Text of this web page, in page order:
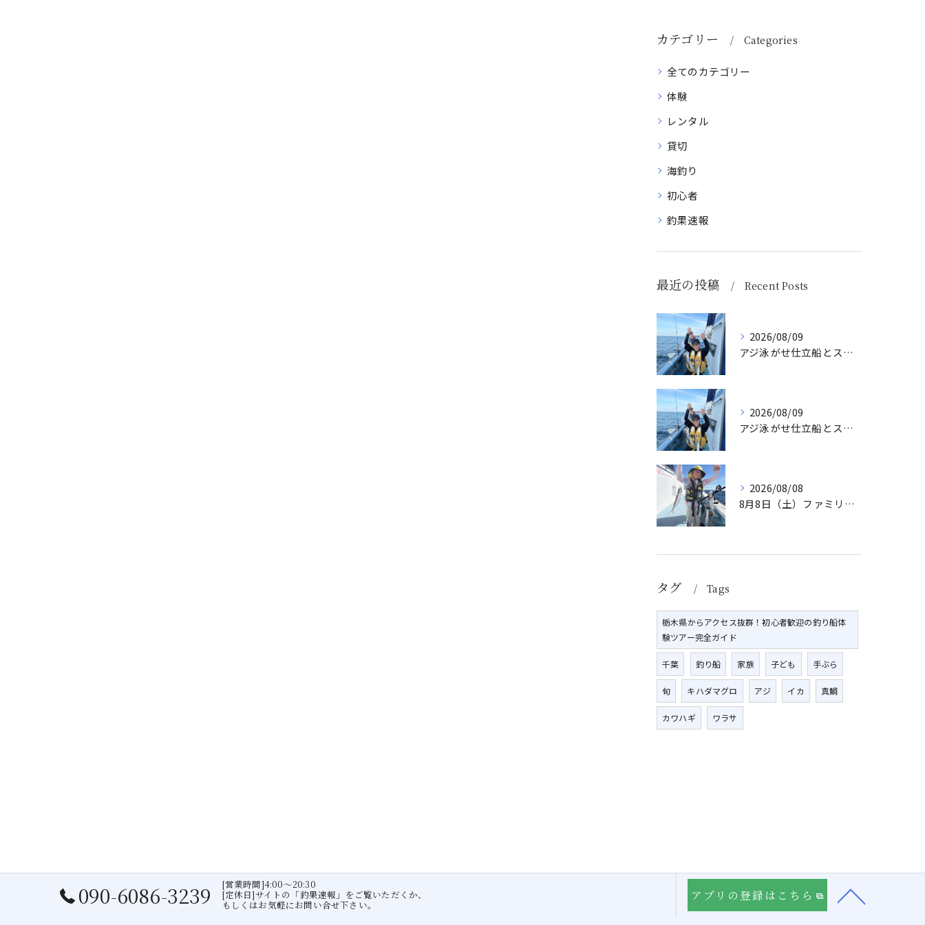
カテゴリー Categories
全てのカテゴリー
体験
レンタル
貸切
海釣り
初心者
釣果速報
最近の投稿 Recent Posts
2026/08/09
アジ泳がせ仕立船とスルメイカ船
2026/08/09
アジ泳がせ仕立船とスルメイカ船
2026/08/08
8月8日（土）ファミリーアジ
タグ Tags
栃木県からアクセス抜群！初心者歓迎の釣り船体
験ツアー完全ガイド
千葉 釣り船 家族 子ども 手ぶら
旬 キハダマグロ アジ イカ 真鯛
カワハギ ワラサ
090-6086-3239
[営業時間]4:00〜20:30
[定休日]サイトの「釣果速報」をご覧いただくか、
もしくはお気軽にお問い合せ下さい。
アプリの登録はこちら